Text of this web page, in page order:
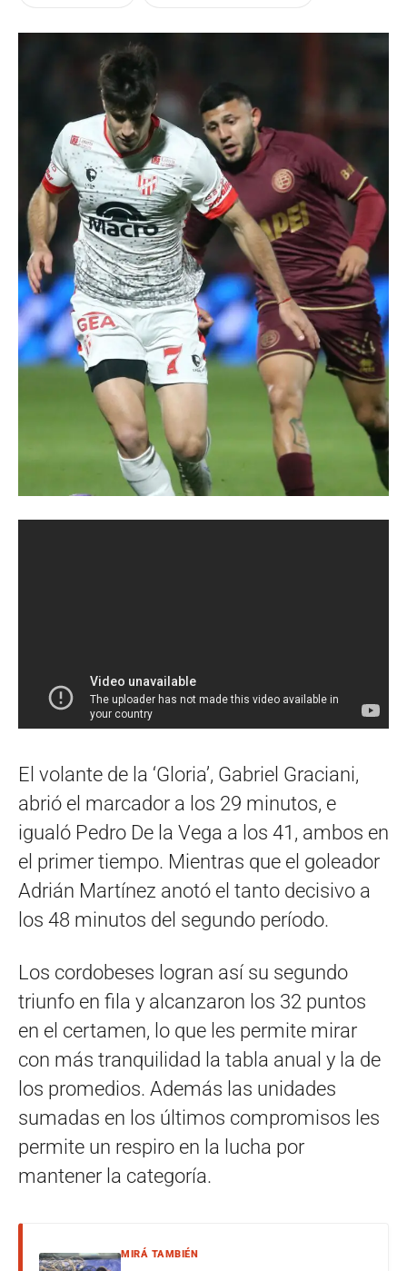
El volante de la ‘Gloria’, Gabriel Graciani,
abrió el marcador a los 29 minutos, e
igualó Pedro De la Vega a los 41, ambos en
el primer tiempo. Mientras que el goleador
Adrián Martínez anotó el tanto decisivo a
los 48 minutos del segundo período.
Los cordobeses logran así su segundo
triunfo en fila y alcanzaron los 32 puntos
en el certamen, lo que les permite mirar
con más tranquilidad la tabla anual y la de
los promedios. Además las unidades
sumadas en los últimos compromisos les
permite un respiro en la lucha por
mantener la categoría.
MIRÁ TAMBIÉN